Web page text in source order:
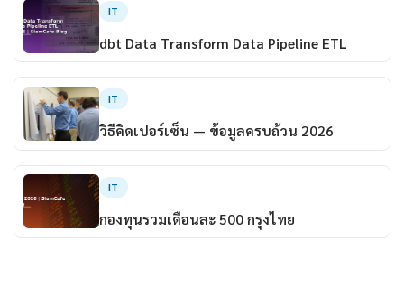
IT
dbt Data Transform Data Pipeline ETL
IT
วิธีคิดเปอร์เซ็น — ข้อมูลครบถ้วน 2026
IT
กองทุนรวมเดือนละ 500 กรุงไทย